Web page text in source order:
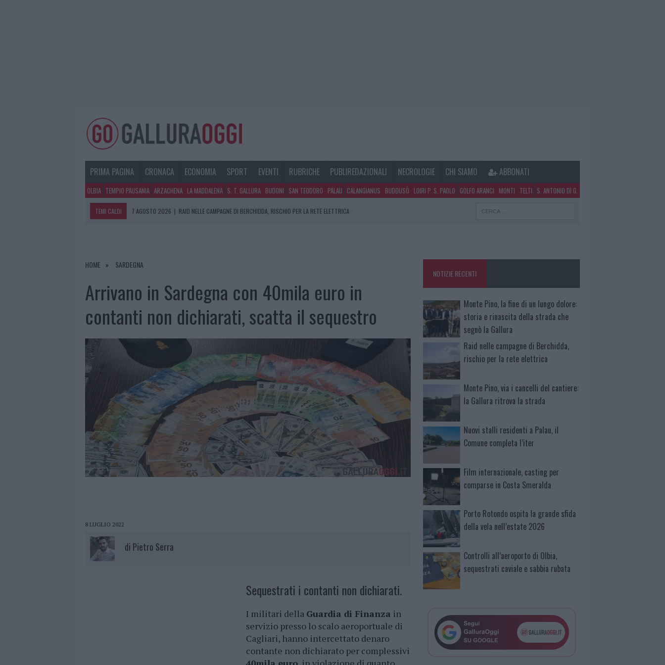
PRIMA PAGINA CRONACA ECONOMIA SPORT EVENTI RUBRICHE PUBLIREDAZIONALI NECROLOGIE CHI SIAMO ABBONATI
OLBIA TEMPIO PAUSANIA ARZACHENA LA MADDALENA S. T. GALLURA BUDONI SAN TEODORO PALAU CALANGIANUS BUDDUSÒ LOIRI P. S. PAOLO GOLFO ARANCI MONTI TELTI S. ANTONIO DI G.
TEMI CALDI 7 AGOSTO 2026 | RAID NELLE CAMPAGNE DI BERCHIDDA, RISCHIO PER LA RETE ELETTRICA
7 AGOSTO 2026
HOME SARDEGNA
Arrivano in Sardegna con 40mila euro in
contanti non dichiarati, scatta il sequestro
8 LUGLIO 2022
di Pietro Serra
Sequestrati i contanti non dichiarati.
I militari della Guardia di Finanza in
servizio presso lo scalo aeroportuale di
Cagliari, hanno intercettato denaro
contante non dichiarato per complessivi
NOTIZIE RECENTI
Monte Pino, la fine di un lungo dolore:
storia e rinascita della strada che
segnò la Gallura
Raid nelle campagne di Berchidda,
rischio per la rete elettrica
Monte Pino, via i cancelli del cantiere:
la Gallura ritrova la strada
Nuovi stalli residenti a Palau, il
Comune completa l’iter
Film internazionale, casting per
comparse in Costa Smeralda
Porto Rotondo ospita la grande sfida
della vela nell’estate 2026
Controlli all’aeroporto di Olbia,
sequestrati caviale e sabbia rubata